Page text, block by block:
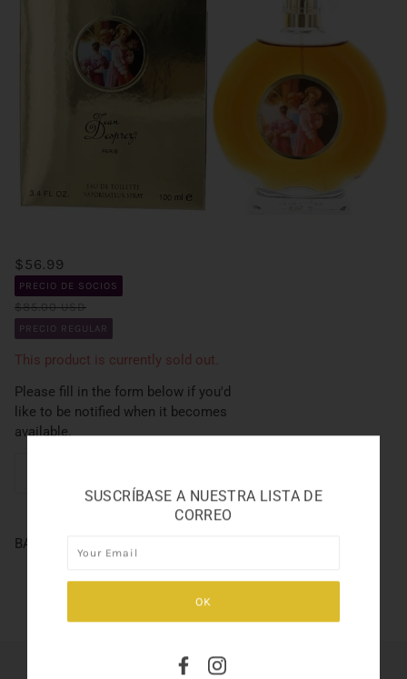
$56.99
PRECIO DE SOCIOS
$85.00 USD
PRECIO REGULAR
This product is currently sold out.
Please fill in the form below if you'd
like to be notified when it becomes
available.
BAL A VERSAILLES 3.4oz
SUSCRÍBASE A NUESTRA LISTA DE
CORREO